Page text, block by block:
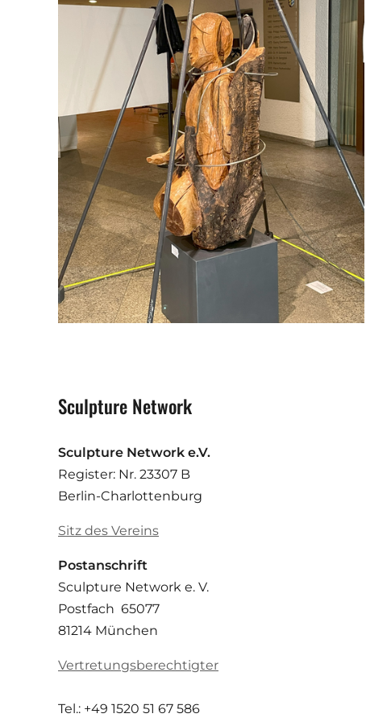
Sculpture Network
Sculpture Network e.V.
Register: Nr. 23307 B
Berlin-Charlottenburg
Sitz des Vereins
Postanschrift
Sculpture Network e. V.
Postfach 65077
81214 München
Vertretungsberechtigter
Tel.: +49 1520 51 67 586